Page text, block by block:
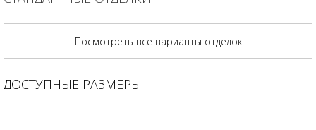
Посмотреть все варианты отделок
ДОСТУПНЫЕ РАЗМЕРЫ